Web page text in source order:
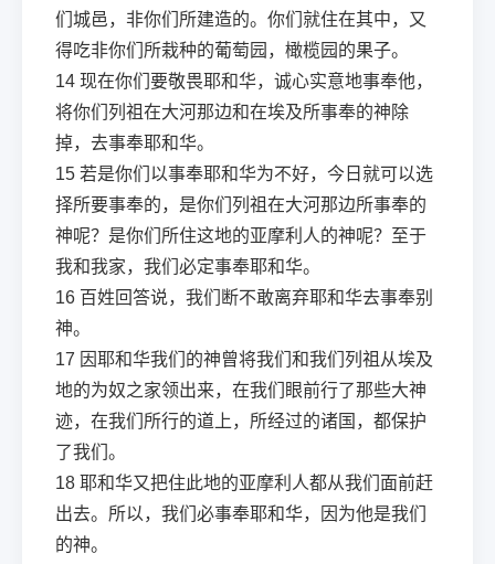
们城邑，非你们所建造的。你们就住在其中，又
得吃非你们所栽种的葡萄园，橄榄园的果子。
14 现在你们要敬畏耶和华，诚心实意地事奉他，
将你们列祖在大河那边和在埃及所事奉的神除
掉，去事奉耶和华。
15 若是你们以事奉耶和华为不好，今日就可以选
择所要事奉的，是你们列祖在大河那边所事奉的
神呢？是你们所住这地的亚摩利人的神呢？至于
我和我家，我们必定事奉耶和华。
16 百姓回答说，我们断不敢离弃耶和华去事奉别
神。
17 因耶和华我们的神曾将我们和我们列祖从埃及
地的为奴之家领出来，在我们眼前行了那些大神
迹，在我们所行的道上，所经过的诸国，都保护
了我们。
18 耶和华又把住此地的亚摩利人都从我们面前赶
出去。所以，我们必事奉耶和华，因为他是我们
的神。